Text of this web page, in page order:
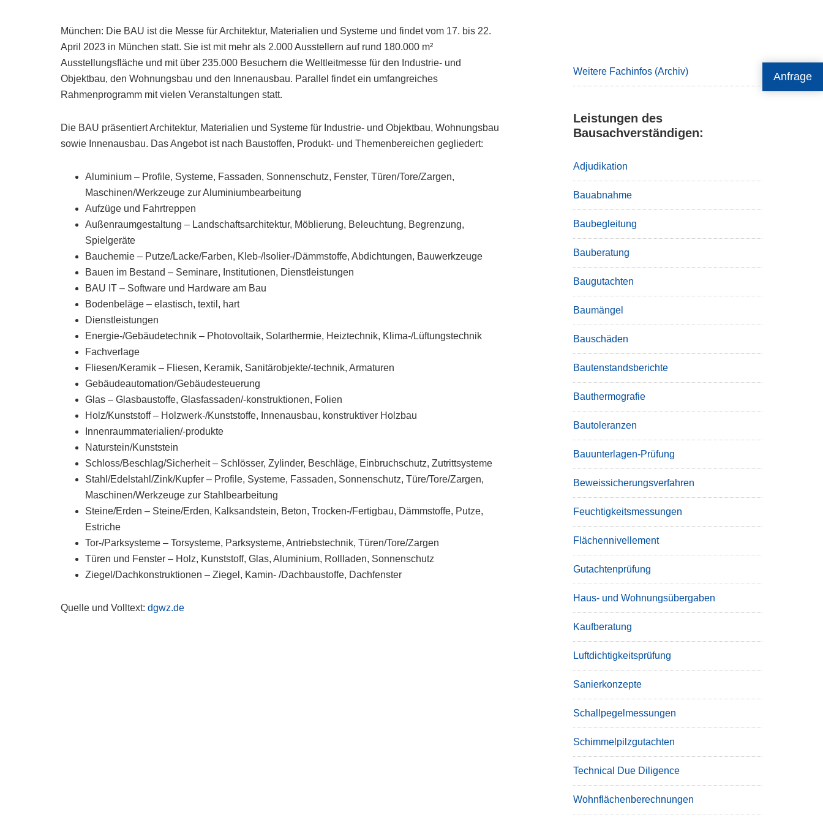
Anfrage
München: Die BAU ist die Messe für Architektur, Materialien und Systeme und findet vom 17. bis 22.
April 2023 in München statt. Sie ist mit mehr als 2.000 Ausstellern auf rund 180.000 m²
Ausstellungsfläche und mit über 235.000 Besuchern die Weltleitmesse für den Industrie- und
Objektbau, den Wohnungsbau und den Innenausbau. Parallel findet ein umfangreiches
Rahmenprogramm mit vielen Veranstaltungen statt.
Die BAU präsentiert Architektur, Materialien und Systeme für Industrie- und Objektbau, Wohnungsbau
sowie Innenausbau. Das Angebot ist nach Baustoffen, Produkt- und Themenbereichen gegliedert:
Aluminium – Profile, Systeme, Fassaden, Sonnenschutz, Fenster, Türen/Tore/Zargen,
Maschinen/Werkzeuge zur Aluminiumbearbeitung
Aufzüge und Fahrtreppen
Außenraumgestaltung – Landschaftsarchitektur, Möblierung, Beleuchtung, Begrenzung,
Spielgeräte
Bauchemie – Putze/Lacke/Farben, Kleb-/Isolier-/Dämmstoffe, Abdichtungen, Bauwerkzeuge
Bauen im Bestand – Seminare, Institutionen, Dienstleistungen
BAU IT – Software und Hardware am Bau
Bodenbeläge – elastisch, textil, hart
Dienstleistungen
Energie-/Gebäudetechnik – Photovoltaik, Solarthermie, Heiztechnik, Klima-/Lüftungstechnik
Fachverlage
Fliesen/Keramik – Fliesen, Keramik, Sanitärobjekte/-technik, Armaturen
Gebäudeautomation/Gebäudesteuerung
Glas – Glasbaustoffe, Glasfassaden/-konstruktionen, Folien
Holz/Kunststoff – Holzwerk-/Kunststoffe, Innenausbau, konstruktiver Holzbau
Innenraummaterialien/-produkte
Naturstein/Kunststein
Schloss/Beschlag/Sicherheit – Schlösser, Zylinder, Beschläge, Einbruchschutz, Zutrittsysteme
Stahl/Edelstahl/Zink/Kupfer – Profile, Systeme, Fassaden, Sonnenschutz, Türe/Tore/Zargen,
Maschinen/Werkzeuge zur Stahlbearbeitung
Steine/Erden – Steine/Erden, Kalksandstein, Beton, Trocken-/Fertigbau, Dämmstoffe, Putze,
Estriche
Tor-/Parksysteme – Torsysteme, Parksysteme, Antriebstechnik, Türen/Tore/Zargen
Türen und Fenster – Holz, Kunststoff, Glas, Aluminium, Rollladen, Sonnenschutz
Ziegel/Dachkonstruktionen – Ziegel, Kamin- /Dachbaustoffe, Dachfenster
Quelle und Volltext:dgwz.de
Weitere Fachinfos (Archiv)
Leistungen des
Bausachverständigen:
Adjudikation
Bauabnahme
Baubegleitung
Bauberatung
Baugutachten
Baumängel
Bauschäden
Bautenstandsberichte
Bauthermografie
Bautoleranzen
Bauunterlagen-Prüfung
Beweissicherungsverfahren
Feuchtigkeitsmessungen
Flächennivellement
Gutachtenprüfung
Haus- und Wohnungsübergaben
Kaufberatung
Luftdichtigkeitsprüfung
Sanierkonzepte
Schallpegelmessungen
Schimmelpilzgutachten
Technical Due Diligence
Wohnflächenberechnungen